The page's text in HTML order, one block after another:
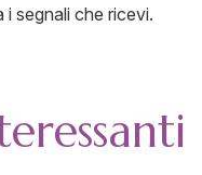
i segnali che ricevi.